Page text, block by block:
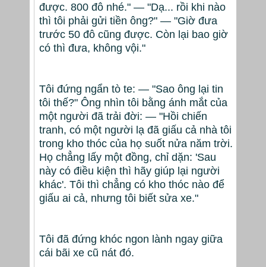
được. 800 đô nhé." — "Dạ... rồi khi nào
thì tôi phải gửi tiền ông?" — "Giờ đưa
trước 50 đô cũng được. Còn lại bao giờ
có thì đưa, không vội."
Tôi đứng ngẩn tò te: — "Sao ông lại tin
tôi thế?" Ông nhìn tôi bằng ánh mắt của
một người đã trải đời: — "Hồi chiến
tranh, có một người lạ đã giấu cả nhà tôi
trong kho thóc của họ suốt nửa năm trời.
Họ chẳng lấy một đồng, chỉ dặn: 'Sau
này có điều kiện thì hãy giúp lại người
khác'. Tôi thì chẳng có kho thóc nào để
giấu ai cả, nhưng tôi biết sửa xe."
Tôi đã đứng khóc ngon lành ngay giữa
cái bãi xe cũ nát đó.